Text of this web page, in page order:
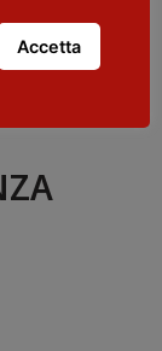
Accetta